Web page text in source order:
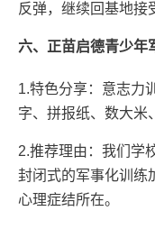
反弹，继续回基地接
六、正苗启德青少年
1.特色分享：意志力
字、拼报纸、数大米
2.推荐理由：我们学
封闭式的军事化训练
心理症结所在。